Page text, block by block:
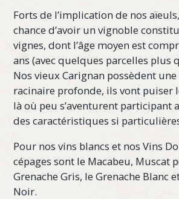
Forts de l’implication de nos
chance d’avoir un vignoble
vignes, dont l’âge moyen est
ans (avec quelques parcelles plus
Nos vieux Carignan possèdent
racinaire profonde, ils vont puiser
là où peu s’aventurent participant
des caractéristiques si
Pour nos vins blancs et nos Vins
cépages sont le Macabeu, Muscat
Grenache Gris, le Grenache Blanc
Noir.